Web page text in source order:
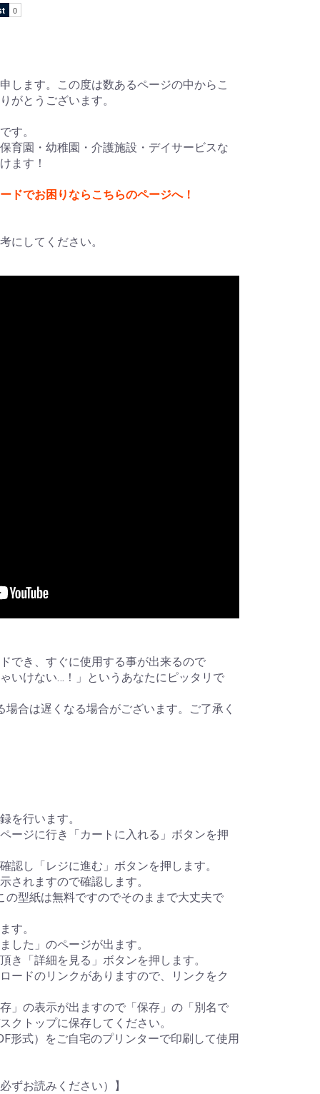
します。この度は数あるページの中からこ
がとうございます。
す。
育園・幼稚園・介護施設・デイサービスな
ます！
ドでお困りならこちらのページへ！
にしてください。
でき、すぐに使用する事が出来るので
いけない…！」というあなたにピッタリで
合は遅くなる場合がございます。ご了承く
を行います。
ージに行き「カートに入れる」ボタンを押
し「レジに進む」ボタンを押します。
されますので確認します。
の型紙は無料ですのでそのままで大丈夫で
す。
した」のページが出ます。
「詳細を見る」ボタンを押します。
ードのリンクがありますので、リンクをク
」の表示が出ますので「保存」の「別名で
クトップに保存してください。
形式）をご自宅のプリンターで印刷して使用
ずお読みください）】